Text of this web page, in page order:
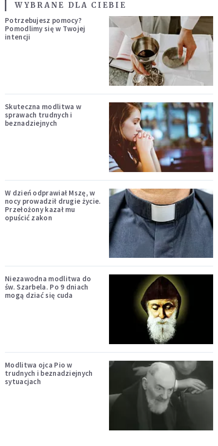
WYBRANE DLA CIEBIE
Potrzebujesz pomocy?
Pomodlimy się w Twojej
intencji
Skuteczna modlitwa w
sprawach trudnych i
beznadziejnych
W dzień odprawiał Mszę, w
nocy prowadził drugie życie.
Przełożony kazał mu
opuścić zakon
Niezawodna modlitwa do
św. Szarbela. Po 9 dniach
mogą dziać się cuda
Modlitwa ojca Pio w
trudnych i beznadziejnych
sytuacjach